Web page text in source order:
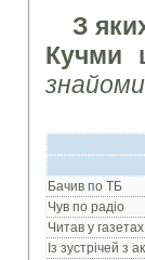
З
Кучми
Бачив по ТБ
Чув по радіо
Читав у газетах
Із зустрічей з